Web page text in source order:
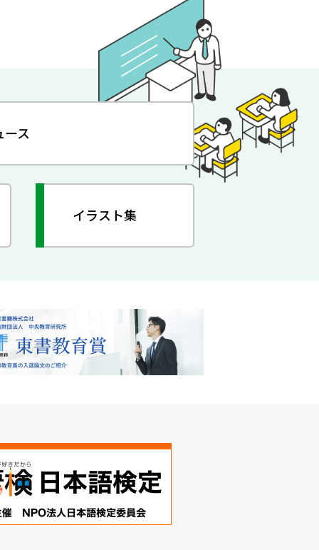
ース
イラスト集